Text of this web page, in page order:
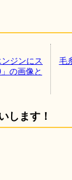
ジンにス
の画像と
毛
します！